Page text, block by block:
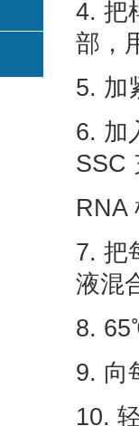
4. 把
部，
5. 加
6. 加
SSC
RNA
7. 把
液混
8.
9. 向
10.